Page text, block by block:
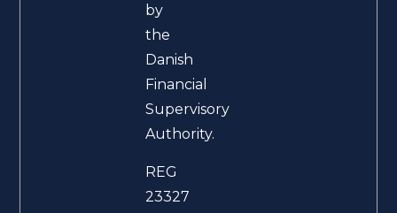
by
the
Danish
Financial
Supervisory
Authority.
REG
23327